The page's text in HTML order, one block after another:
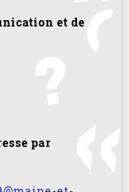
et de
par